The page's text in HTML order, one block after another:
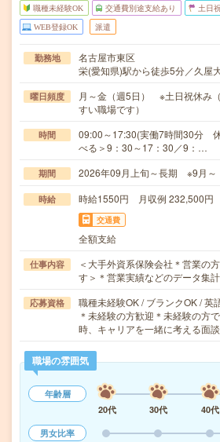
職種未経験OK 交通費別途支給あり 土日
WEB登録OK 派遣
勤務地
名古屋市東区
栄(愛知県)駅から徒歩5分／久屋
曜日頻度
月～金（週5日） ※土日祝休み
すい職場です）
時間
09:00～17:30(実働7時間30分
べる＞9：30～17：30／9：…
期間 2026年09月上旬～長期 ※9月～
時給 時給1550円 月収例 232,500円
交通費
全額支給
仕事内容
＜大手外資系保険会社＊営業の
す＞＊営業実績などのデータ集
応募資格
職種未経験OK / ブランクOK / 英
＊未経験の方歓迎＊未経験の方
時、キャリアを一緒に考える面
職場の雰囲気
年齢層
20代
30代 40代
男女比率